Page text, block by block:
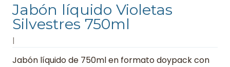
Jabón líquido Violetas
Silvestres 750ml
|
Jabón líquido de 750ml en formato doypack con